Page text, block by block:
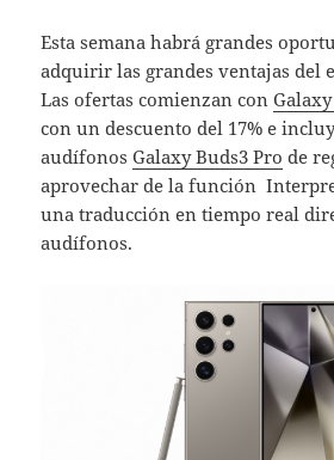
Esta semana habrá grandes
adquirir las grandes ventajas del
Las ofertas comienzan con
con un descuento del 17% e
audífonosGalaxy Buds3 Pro de
aprovechar de la función
una traducción en tiempo real
audífonos.